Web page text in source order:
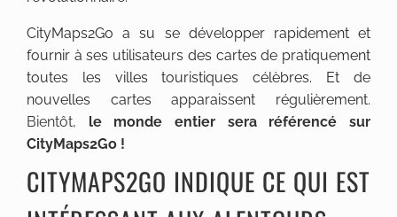
CityMaps2Go a su se développer rapidement et
fournir à ses utilisateurs des cartes de pratiquement
toutes les villes touristiques célèbres. Et de
nouvelles cartes apparaissent régulièrement.
Bientôt, le monde entier sera référencé sur
CityMaps2Go !
CITYMAPS2GO INDIQUE CE QUI EST